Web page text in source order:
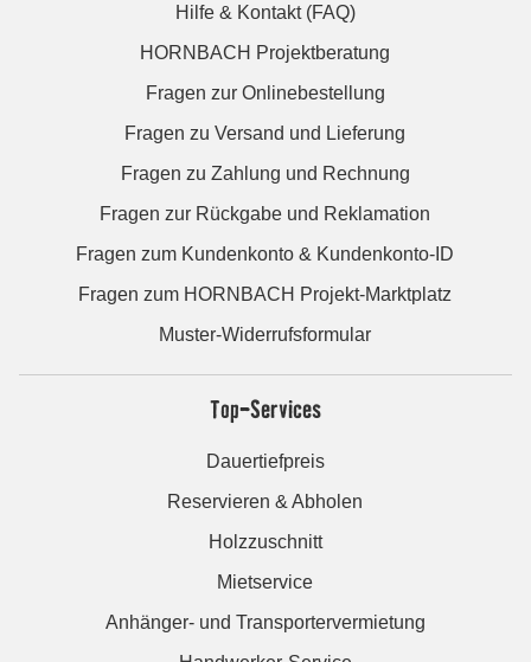
Hilfe & Kontakt (FAQ)
HORNBACH Projektberatung
Fragen zur Onlinebestellung
Fragen zu Versand und Lieferung
Fragen zu Zahlung und Rechnung
Fragen zur Rückgabe und Reklamation
Fragen zum Kundenkonto & Kundenkonto-ID
Fragen zum HORNBACH Projekt-Marktplatz
Muster-Widerrufsformular
Top-Services
Dauertiefpreis
Reservieren & Abholen
Holzzuschnitt
Mietservice
Anhänger- und Transportervermietung